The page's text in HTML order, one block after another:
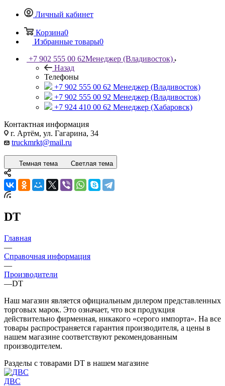
Личный кабинет
Корзина0
Избранные товары0
+7 902 555 00 62Менеджер (Владивосток)
Назад
Телефоны
+7 902 555 00 62 Менеджер (Владивосток)
+7 902 555 00 92 Менеджер (Владивосток)
+7 924 410 00 62 Менеджер (Хабаровск)
Контактная информация
г. Артём, ул. Гагарина, 34
truckmrkt@mail.ru
Темная тема Светлая тема
DT
Главная
—
Справочная информация
—
Производители
—DT
Наш магазин является официальным дилером представленных
торговых марок. Это означает, что вся продукция
действительно фирменная, никакого «серого импорта». На все
товары распространяется гарантия производителя, а цены в
нашем магазине соответствуют рекомендованным
производителем.
Разделы с товарами DT в нашем магазине
ДВС